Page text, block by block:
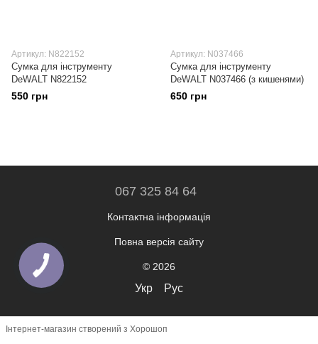
Артикул: N822152
Сумка для інструменту
DeWALT N822152
550 грн
Артикул: N037466
Сумка для інструменту
DeWALT N037466 (з кишенями)
650 грн
067 325 84 64
Контактна інформація
Повна версія сайту
© 2026
Укр Рус
Інтернет-магазин створений з Хорошоп